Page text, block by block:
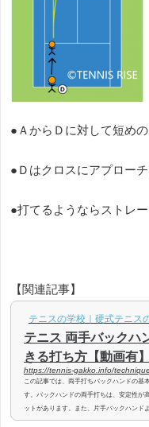
●ＡからＤに対して短め
●Ｄはクロスにアプロー
●打てるようならストレ
【関連記事】
テニスの学校｜硬式テニス
テニス 両手バックハ
きる打ち方【動画有】
https://tennis-gakko.info/
この記事では、両手打ちバックハンドの基
す。バックハンドの両手打ちは、安定性が
ットがあります。また、片手バックハンド
クハンドは両手にしています。とはいえ、